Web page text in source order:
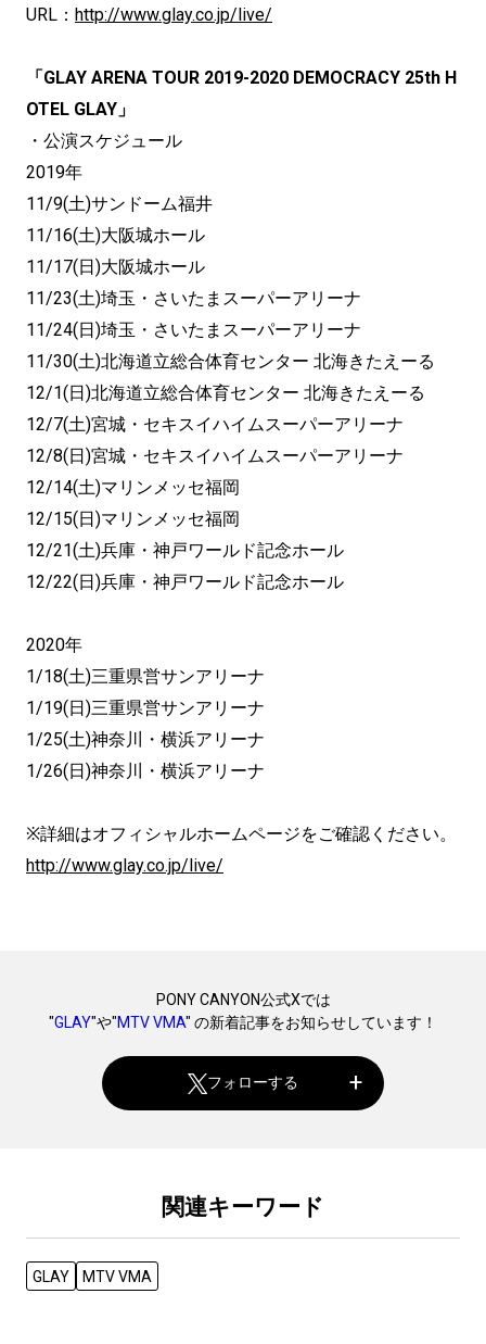
URL： http://www.glay.co.jp/live/
「GLAY ARENA TOUR 2019-2020 DEMOCRACY 25th H
OTEL GLAY」
・公演スケジュール
2019年
11/9(土)サンドーム福井
11/16(土)大阪城ホール
11/17(日)大阪城ホール
11/23(土)埼玉・さいたまスーパーアリーナ
11/24(日)埼玉・さいたまスーパーアリーナ
11/30(土)北海道立総合体育センター 北海きたえーる
12/1(日)北海道立総合体育センター 北海きたえーる
12/7(土)宮城・セキスイハイムスーパーアリーナ
12/8(日)宮城・セキスイハイムスーパーアリーナ
12/14(土)マリンメッセ福岡
12/15(日)マリンメッセ福岡
12/21(土)兵庫・神戸ワールド記念ホール
12/22(日)兵庫・神戸ワールド記念ホール
2020年
1/18(土)三重県営サンアリーナ
1/19(日)三重県営サンアリーナ
1/25(土)神奈川・横浜アリーナ
1/26(日)神奈川・横浜アリーナ
※詳細はオフィシャルホームページをご確認ください。
http://www.glay.co.jp/live/
PONY CANYON公式Xでは
"GLAY"や"MTV VMA" の新着記事をお知らせしています！
フォローする
関連キーワード
GLAY MTV VMA